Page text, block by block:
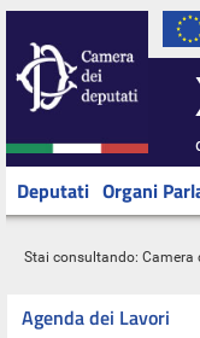
Deputati Organi
Stai consultando: Camera
Agenda dei Lavori